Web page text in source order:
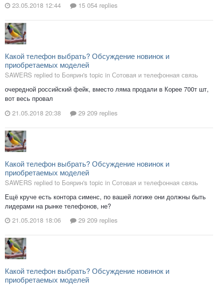
23.05.2018 12:44
15 054 replies
Какой телефон выбрать? Обсуждение новинок и
приобретаемых моделей
SAWERS replied to Боярин's topic in Сотовая и телефонная связь
очередной российский фейк, вместо ляма продали в Корее 700т шт,
вот весь провал
21.05.2018 20:38
29 209 replies
Какой телефон выбрать? Обсуждение новинок и
приобретаемых моделей
SAWERS replied to Боярин's topic in Сотовая и телефонная связь
Ещё круче есть контора сименс, по вашей логике они должны быть
лидерами на рынке телефонов, не?
21.05.2018 18:06
29 209 replies
Какой телефон выбрать? Обсуждение новинок и
приобретаемых моделей